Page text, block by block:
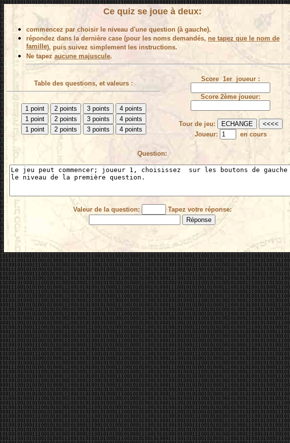
Ce quiz se joue à deux:
commencez par choisir le niveau d'une question (à gauche).
répondez dans la dernière case (pour les noms demandés, ne tapez que le nom de
famille), puis suivez simplement les instructions.
Ne tapez aucune majuscule.
Table des questions, et valeurs :
Score 1er joueur :
Score 2ème joueur:
Tour de jeu:
Joueur:
en cours
Question:
Valeur de la question: Tapez votre réponse: